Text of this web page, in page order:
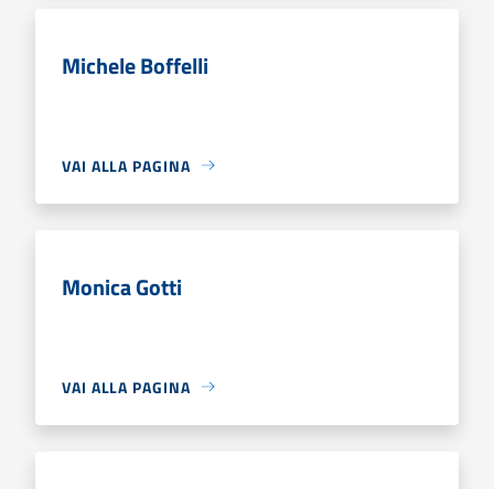
Michele Boffelli
VAI ALLA PAGINA
Monica Gotti
VAI ALLA PAGINA